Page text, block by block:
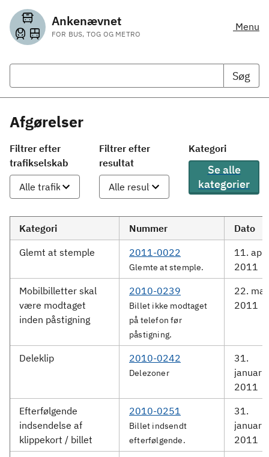
Ankenævnet
FOR BUS, TOG OG METRO
Menu
Søg
Afgørelser
Filtrer efter
trafikselskab
Filtrer efter
resultat
Kategori
Se alle
kategorier
Kategori Nummer
Dato
Glemt at stemple
2011-0022
Glemte at stemple.
11.
2011
Mobilbilletter skal
være modtaget
inden påstigning
2010-0239
Billet ikke modtaget
på telefon før
påstigning.
22.
2011
Deleklip 2010-0242
Delezoner
31.
januar
2011
Efterfølgende
indsendelse af
klippekort / billet
2010-0251
Billet indsendt
efterfølgende.
31.
januar
2011